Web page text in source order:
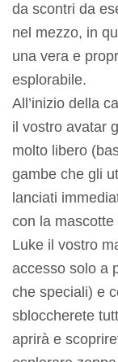
da scontri da
nel mezzo, in
una vera e
esplorabile.
All’inizio della
il vostro avatar
molto libero
gambe che gli
lanciati
con la
Luke il vostro
accesso solo a
che speciali) e
sbloccherete
aprirà e